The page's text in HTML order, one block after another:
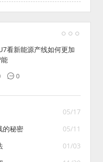
看新能源产线如何更加
0
05/17
05/11
的秘密
01/03